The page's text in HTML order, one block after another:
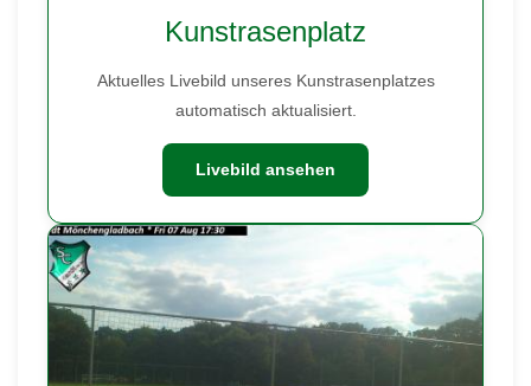
Kunstrasenplatz
Aktuelles Livebild unseres Kunstrasenplatzes
automatisch aktualisiert.
Livebild ansehen